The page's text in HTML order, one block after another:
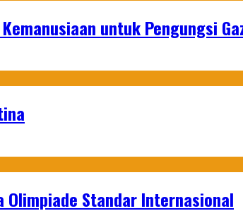
untuk Pengungsi
Olimpiade Standar Internasional